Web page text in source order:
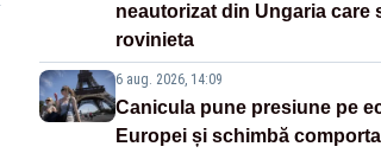
neautorizat din Ungaria care
rovinieta
6 aug. 2026, 14:09
Canicula pune presiune pe
Europei și schimbă